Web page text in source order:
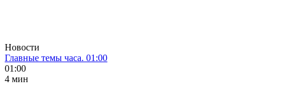
Новости
Главные темы часа. 01:00
01:00
4 мин